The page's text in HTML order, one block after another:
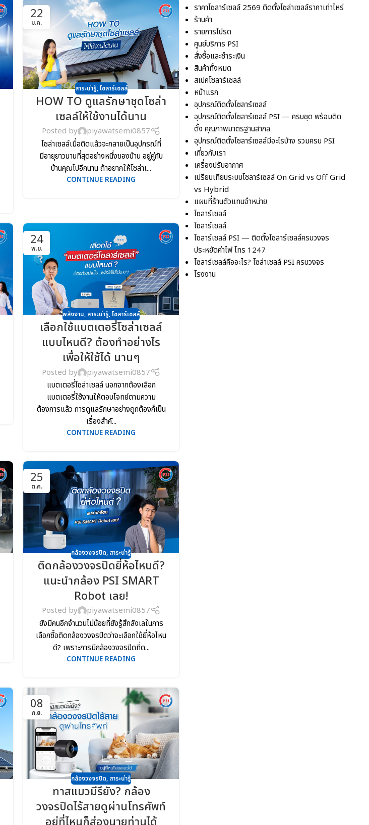
22
ม.ค.
สาระน่ารู้,โซลาร์เซลล์
HOW TO ดูแลรักษาชุดโซล่า
เซลล์ให้ใช้งานได้นาน
Posted by
piyawatsemi0857
โซล่าเซลล์เมื่อติดแล้วจะกลายเป็นอุปกรณ์ที่
มีอายุยาวนานที่สุดอย่างหนึ่งของบ้าน อยู่คู่กับ
บ้านคุณไปอีกนาน ถ้าอยากให้โซล่าเ...
CONTINUE READING
24
พ.ย.
พลังงาน, สาระน่ารู้,โซลาร์เซลล์
เลือกใช้แบตเตอรี่โซล่าเซลล์
แบบไหนดี? ต้องทำอย่างไร
เพื่อให้ใช้ได้ นานๆ
Posted by
piyawatsemi0857
แบตเตอรี่โซล่าเซลล์ นอกจากต้องเลือก
แบตเตอรี่ใช้งานให้ตอบโจทย์ตามความ
ต้องการแล้ว การดูแลรักษาอย่างถูกต้องก็เป็น
เรื่องสำคั...
CONTINUE READING
25
ต.ค.
กล้องวงจรปิด, สาระน่ารู้
ติดกล้องวงจรปิดยี่ห้อไหนดี?
แนะนำกล้อง PSI SMART
Robot เลย!
Posted by
piyawatsemi0857
ยังมีคนอีกจำนวนไม่น้อยที่ยังรู้สึกลังเลในการ
เลือกซื้อติดกล้องวงจรปิดว่าจะเลือกใช้ยี่ห้อไหน
ดี? เพราะการมีกล้องวงจรปิดที่ด...
CONTINUE READING
08
ก.ย.
กล้องวงจรปิด, สาระน่ารู้
ทาสแมวมีรึยัง? กล้อง
วงจรปิดไร้สายดูผ่านโทรศัพท์
ราคาโซลาร์เซลล์ 2569 ติดตั้งโซล่าเซลล์ราคาเท่าไหร่
ร้านค้า
รายการโปรด
ศูนย์บริการ PSI
สั่งซื้อและชำระเงิน
สินค้าทั้งหมด
สเปคโซลาร์เซลล์
หน้าแรก
อุปกรณ์ติดตั้งโซลาร์เซลล์
อุปกรณ์ติดตั้งโซลาร์เซลล์ PSI — ครบชุด พร้อมติด
ตั้ง คุณภาพมาตรฐานสากล
อุปกรณ์ติดตั้งโซลาร์เซลล์มีอะไรบ้าง รวมครบ PSI
เกี่ยวกับเรา
เครื่องปรับอากาศ
เปรียบเทียบระบบโซลาร์เซลล์ On Grid vs Off Grid
vs Hybrid
แผนที่ร้านตัวแทนจำหน่าย
โซลาร์เซลล์
โซลาร์เซลล์
โซลาร์เซลล์ PSI — ติดตั้งโซลาร์เซลล์ครบวงจร
ประหยัดค่าไฟ โทร 1247
โซลาร์เซลล์คืออะไร? โซล่าเซลล์ PSI ครบวงจร
โรงงาน